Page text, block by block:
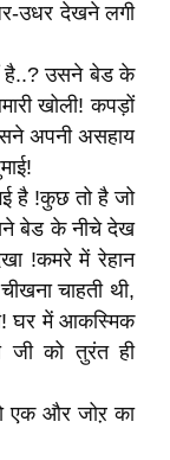
उधर देखने लगी
है..? उसने बेड के
खोली! कपड़ों
अपनी असहाय
है !कुछ तो है जो
बेड के नीचे देख
!कमरे में रेहान
चाहती थी,
घर में आकस्मिक
जी को तुरंत ही
एक और जोऱ का